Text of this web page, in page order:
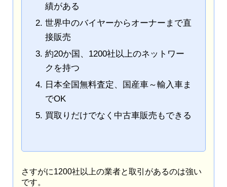
績がある
世界中のバイヤーからオーナーまで直
接販売
約20か国、1200社以上のネットワー
クを持つ
日本全国無料査定、国産車～輸入車ま
でOK
買取りだけでなく中古車販売もできる
さすがに1200社以上の業者と取引があるのは強い
です。